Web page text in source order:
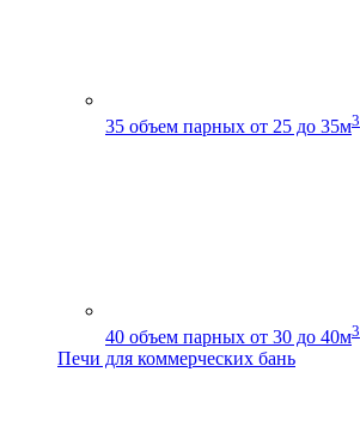
35 объем парных от 25 до 35м3
40 объем парных от 30 до 40м3
Печи для коммерческих бань